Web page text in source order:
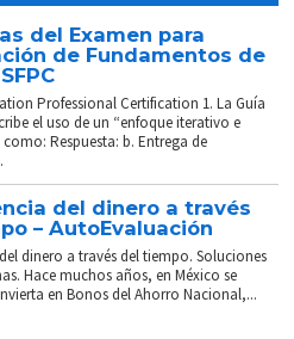
del Examen para
de Fundamentos de
Professional Certification 1. La Guía
el uso de un “enfoque iterativo e
Respuesta: b. Entrega de
del dinero a través
– AutoEvaluación
dinero a través del tiempo. Soluciones
Hace muchos años, en México se
en Bonos del Ahorro Nacional,...